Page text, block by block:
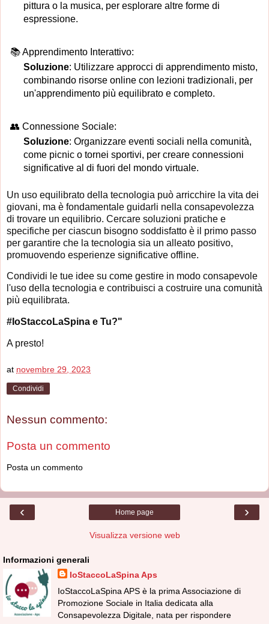
pittura o la musica, per esplorare altre forme di
espressione.
📚 Apprendimento Interattivo:
Soluzione: Utilizzare approcci di apprendimento misto,
combinando risorse online con lezioni tradizionali, per
un'apprendimento più equilibrato e completo.
👥 Connessione Sociale:
Soluzione: Organizzare eventi sociali nella comunità,
come picnic o tornei sportivi, per creare connessioni
significative al di fuori del mondo virtuale.
Un uso equilibrato della tecnologia può arricchire la vita dei
giovani, ma è fondamentale guidarli nella consapevolezza
di trovare un equilibrio. Cercare soluzioni pratiche e
specifiche per ciascun bisogno soddisfatto è il primo passo
per garantire che la tecnologia sia un alleato positivo,
promuovendo esperienze significative offline.
Condividi le tue idee su come gestire in modo consapevole
l'uso della tecnologia e contribuisci a costruire una comunità
più equilibrata.
#IoStaccoLaSpina e Tu?"
A presto!
at novembre 29, 2023
Condividi
Nessun commento:
Posta un commento
Posta un commento
‹ ›
Home page
Visualizza versione web
Informazioni generali
IoStaccoLaSpina Aps
IoStaccoLaSpina APS è la prima Associazione di
Promozione Sociale in Italia dedicata alla
Consapevolezza Digitale, nata per rispondere